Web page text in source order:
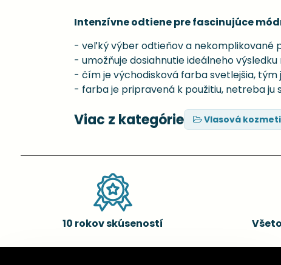
Intenzívne odtiene pre fascinujúce
- veľký výber odtieňov a nekomplikované
- umožňuje dosiahnutie ideálneho
- čím je východisková farba svetlejšia, tým
- farba je pripravená k použitiu, netreba ju
Viac z kategórie Vlasová
10 rokov skúseností